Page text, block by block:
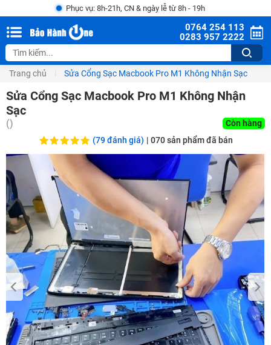
Phục vụ: 8h-21h, CN & ngày lễ từ 8h - 19h
0764 254 113
0283 957 2222
Trang chủ Sửa Cổng Sạc Macbook Pro M1 Không Nhận Sạc
Sửa Cổng Sạc Macbook Pro M1 Không Nhận
Sạc
()
Còn hàng
(79 đánh giá) | 070sản phẩm đã bán